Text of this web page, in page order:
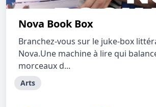
Nova Book Box
Branchez-vous sur le juke-box
Nova.Une machine à lire qui
morceaux d...
Arts